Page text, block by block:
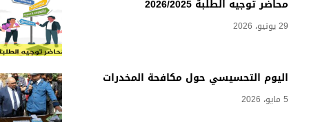
محاضر توجيه الطلبة 2026/2025
29 يونيو، 2026
اليوم التحسيسي حول مكافحة المخدرات
5 مايو، 2026